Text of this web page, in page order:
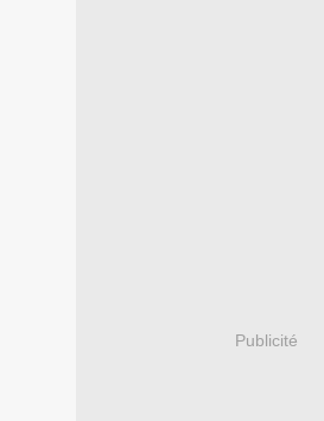
Publicité